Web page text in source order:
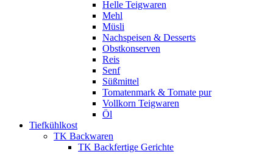
Helle Teigwaren
Mehl
Müsli
Nachspeisen & Desserts
Obstkonserven
Reis
Senf
Süßmittel
Tomatenmark & Tomate pur
Vollkorn Teigwaren
Öl
Tiefkühlkost
TK Backwaren
TK Backfertige Gerichte